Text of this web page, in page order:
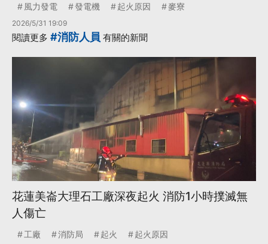
風力發電 發電機 起火原因 麥寮
2026/5/31 19:09
閱讀更多 #消防人員 有關的新聞
​​花蓮美崙大理石工廠深夜起火 消防1小時撲滅無
人傷亡
工廠 消防局 起火 起火原因